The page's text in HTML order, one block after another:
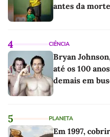
antes da
4 CIÊNCIA
Bryan
até os 100
demais em
5 PLANETA
Em 1997,